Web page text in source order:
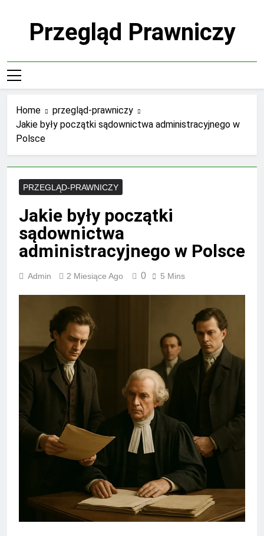
Przegląd Prawniczy
Home
przegląd-prawniczy
Jakie były początki sądownictwa administracyjnego w
Polsce
PRZEGLĄD-PRAWNICZY
Jakie były początki
sądownictwa
administracyjnego w Polsce
Admin 2 Miesiące Ago 0 5 Mins